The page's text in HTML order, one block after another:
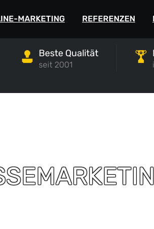
Beste Qualität
seit 2001
MARKETING REFERENZEN